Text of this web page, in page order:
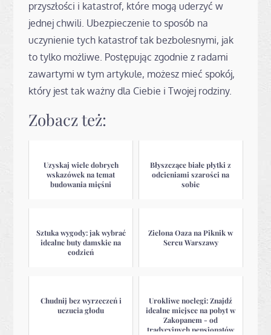
przyszłości i katastrof, które mogą uderzyć w
jednej chwili. Ubezpieczenie to sposób na
uczynienie tych katastrof tak bezbolesnymi, jak
to tylko możliwe. Postępując zgodnie z radami
zawartymi w tym artykule, możesz mieć spokój,
który jest tak ważny dla Ciebie i Twojej rodziny.
Zobacz też:
Uzyskaj wiele dobrych
wskazówek na temat
budowania mięśni
Błyszczące białe płytki z
odcieniami szarości na
sobie
Sztuka wygody: jak wybrać
idealne buty damskie na
codzień
Zielona Oaza na Piknik w
Sercu Warszawy
Chudnij bez wyrzeczeń i
uczucia głodu
Urokliwe noclegi: Znajdź
idealne miejsce na pobyt w
Zakopanem - od
tradycyjnych pensjonatów